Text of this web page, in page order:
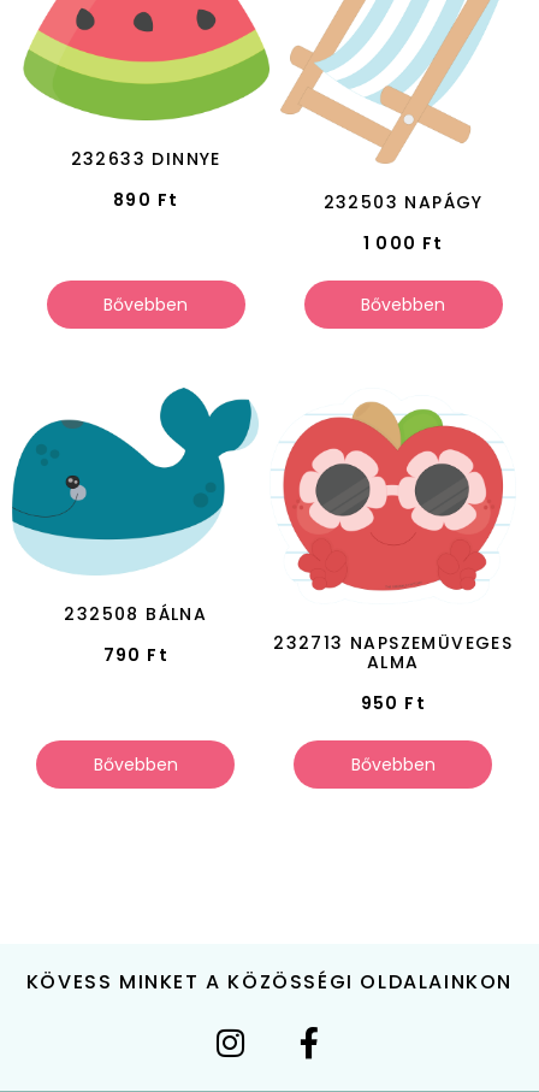
232633 DINNYE
890 Ft
Bővebben
232503 NAPÁGY
1 000 Ft
Bővebben
232508 BÁLNA
790 Ft
Bővebben
232713 NAPSZEMÜVEGES
ALMA
950 Ft
Bővebben
KÖVESS MINKET A KÖZÖSSÉGI OLDALAINKON